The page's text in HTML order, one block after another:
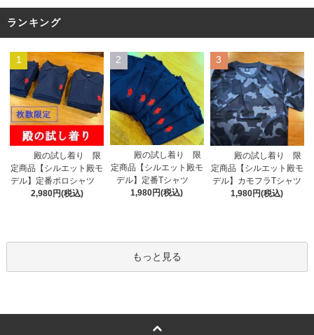
ランキング
1
殿の試し着り 限
定商品【シルエット殿モ
デル】定番ポロシャツ
2,980円(税込)
2
殿の試し着り 限
定商品【シルエット殿モ
デル】定番Tシャツ
1,980円(税込)
3
殿の試し着り 限
定商品【シルエット殿モ
デル】カモフラTシャツ
1,980円(税込)
もっと見る